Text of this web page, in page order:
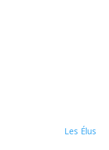
Les Élus